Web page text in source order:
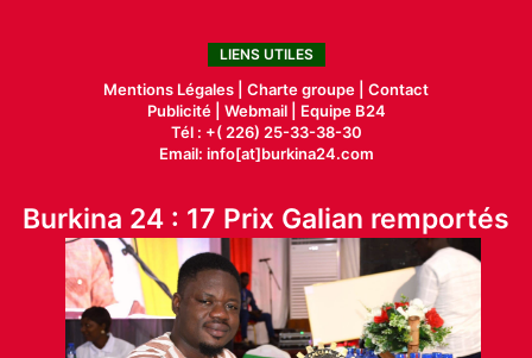
LIENS UTILES
Mentions Légales | Charte groupe | Contact
Publicité| Webmail |
Equipe B24
Tél : +( 226) 25-33-38-30
Email: info[at]burkina24.com
Burkina 24 : 17 Prix Galian remportés